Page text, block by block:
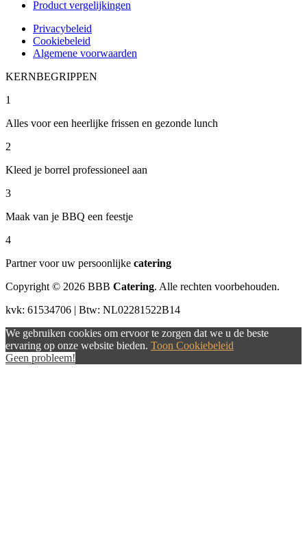
Product vergelijkingen
Privacybeleid
Cookiebeleid
Algemene voorwaarden
KERNBEGRIPPEN
1
Alles voor een heerlijke frissen en gezonde lunch
2
Kleed je borrel professioneel aan
3
Maak van je BBQ een feestje
4
Partner voor uw persoonlijke catering
Copyright © 2026 BBB Catering. Alle rechten voorbehouden.
kvk: 61534706 | Btw: NL02281522B14
We gebruiken cookies om ervoor te zorgen dat we u de beste
ervaring op onze website bieden. Toon Cookiebeleid
Geen probleem!